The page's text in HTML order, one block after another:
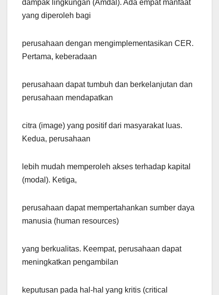
dampak lingkungan (Amdal). Ada empat manfaat
yang diperoleh bagi
perusahaan dengan mengimplementasikan CER.
Pertama, keberadaan
perusahaan dapat tumbuh dan berkelanjutan dan
perusahaan mendapatkan
citra (image) yang positif dari masyarakat luas.
Kedua, perusahaan
lebih mudah memperoleh akses terhadap kapital
(modal). Ketiga,
perusahaan dapat mempertahankan sumber daya
manusia (human resources)
yang berkualitas. Keempat, perusahaan dapat
meningkatkan pengambilan
keputusan pada hal-hal yang kritis (critical